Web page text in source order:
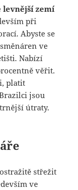
levnější zemí
při
Abyste se
ve
Nabízí
věřit.
platit
jsou
útraty.
střežit
ve